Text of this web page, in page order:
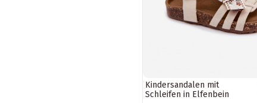
Kindersandalen mit
Schleifen in Elfenbein